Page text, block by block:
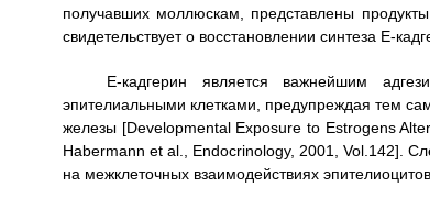
получавших моллюскам, представлены
свидетельствует о восстановлении синтеза Е-
Е-кадгерин является важнейшим
эпителиальными клетками, предупреждая тем
железы [Developmental Exposure to Estrogens
Habermann et al., Endocrinology, 2001, Vol.142].
на межклеточных взаимодействиях